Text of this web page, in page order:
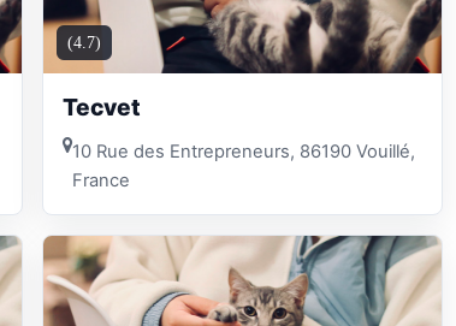
(4.7)
Tecvet
10 Rue des Entrepreneurs, 86190 Vouillé,
France